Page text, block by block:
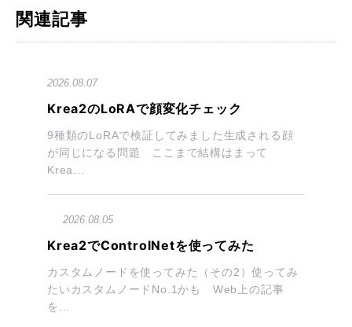
関連記事
2026.08.07
Krea2のLoRAで顔変化チェック
9種類のLoRAで検証してみました生成される顔
が同じになる問題 ここまで結構はまって
Krea...
2026.08.05
Krea2でControlNetを使ってみた
カスタムノードを使ってみた（その2）使ってみ
たいカスタムノードNo.1かも Web上の記事
を...